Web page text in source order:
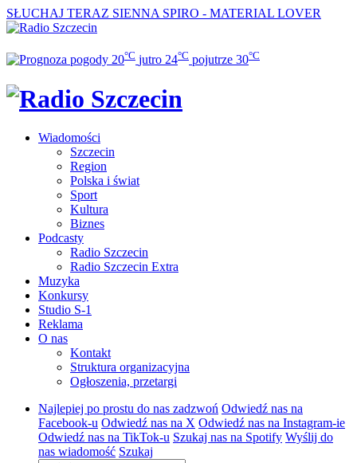
SŁUCHAJ TERAZ SIENNA SPIRO - MATERIAL LOVER
20°C jutro 24°C pojutrze 30°C
Wiadomości
Szczecin
Region
Polska i świat
Sport
Kultura
Biznes
Podcasty
Radio Szczecin
Radio Szczecin Extra
Muzyka
Konkursy
Studio S-1
Reklama
O nas
Kontakt
Struktura organizacyjna
Ogłoszenia, przetargi
Najlepiej po prostu do nas zadzwoń Odwiedź nas na
Facebook-u Odwiedź nas na X Odwiedź nas na Instagram-ie
Odwiedź nas na TikTok-u Szukaj nas na Spotify Wyślij do
nas wiadomość Szukaj